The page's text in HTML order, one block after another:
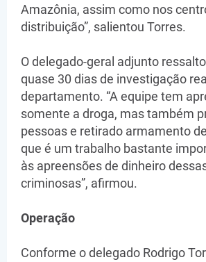
Amazônia, assim como nos
distribuição”, salientou Torres.
O delegado-geral adjunto
quase 30 dias de investigação
departamento. “A equipe tem
somente a droga, mas também
pessoas e retirado armamento
que é um trabalho bastante
às apreensões de dinheiro
criminosas”, afirmou.
Operação
Conforme o delegado Rodrigo